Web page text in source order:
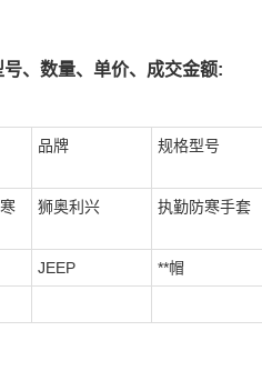
、数量、单价、成交金额:
品牌 规格型号
狮奥利兴 执勤防寒手套
JEEP **帽